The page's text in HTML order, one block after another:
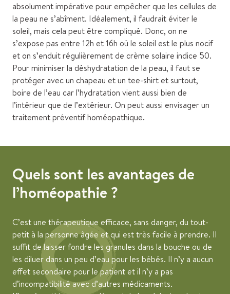
absolument impérative pour empêcher que les cellules de
la peau ne s’abîment. Idéalement, il faudrait éviter le
soleil, mais cela peut être compliqué. Donc, on ne
s’expose pas entre 12h et 16h où le soleil est le plus nocif
et on s’enduit régulièrement de crème solaire indice 50.
Pour minimiser la déshydratation de la peau, il faut se
protéger avec un chapeau et un tee-shirt et surtout,
boire de l’eau car l’hydratation vient aussi bien de
l’intérieur que de l’extérieur. On peut aussi envisager un
traitement préventif homéopathique.
Quels sont les avantages de
l’homéopathie ?
C’est une thérapeutique efficace, sans danger, du tout-
petit à la personne âgée et qui est très facile à prendre. Il
suffit de laisser fondre les granules dans la bouche ou de
les diluer dans un peu d’eau pour les bébés. Il n’y a aucun
effet secondaire pour le patient et il n’y a pas
d’incompatibilité avec d’autres médicaments.